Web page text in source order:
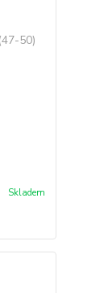
Skladem